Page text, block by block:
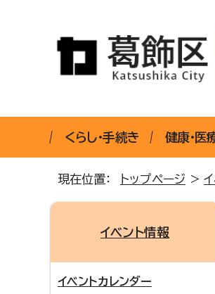
くらし・手続き 健康・医
現在位置： トップページ >
イベント情報
イベントカレンダー